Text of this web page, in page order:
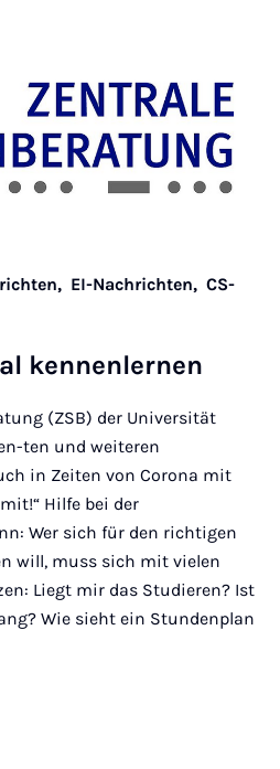
EI-Nachrichten, CS-
ken­nen­ler­nen
(ZSB) der Universität
ten und weiteren
in Zeiten von Corona mit
Hilfe bei der
Wer sich für den richtigen
will, muss sich mit vielen
Liegt mir das Studieren? Ist
Wie sieht ein Stundenplan